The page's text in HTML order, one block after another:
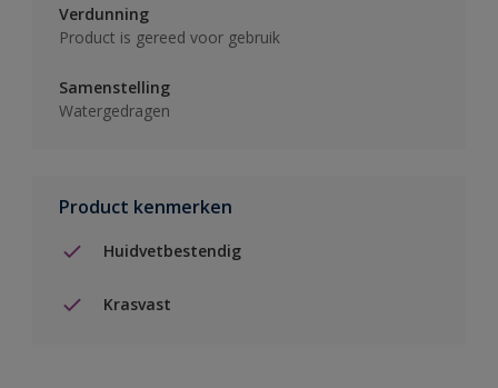
Verdunning
Product is gereed voor gebruik
Samenstelling
Watergedragen
Product kenmerken
Huidvetbestendig
Krasvast